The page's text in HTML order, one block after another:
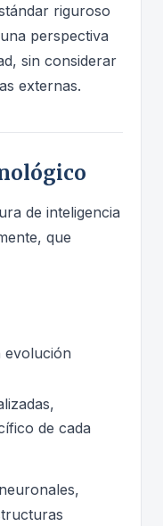
riguroso
perspectiva
sin considerar
externas.
de inteligencia
que
evolución
de cada